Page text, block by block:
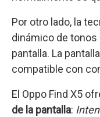
Por otro lado, la
dinámico de tonos
pantalla. La
compatible con
El Oppo Find X5
de la pantalla: